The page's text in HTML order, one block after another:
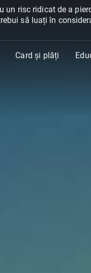
un risc ridicat de a
să luați în
Card și plăți